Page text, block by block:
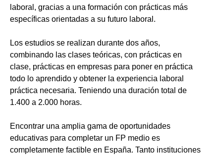
laboral, gracias a una formación con prácticas más
específicas orientadas a su futuro laboral.
Los estudios se realizan durante dos años,
combinando las clases teóricas, con prácticas en
clase, prácticas en empresas para poner en práctica
todo lo aprendido y obtener la experiencia laboral
práctica necesaria. Teniendo una duración total de
1.400 a 2.000 horas.
Encontrar una amplia gama de oportunidades
educativas para completar un FP medio es
completamente factible en España. Tanto instituciones